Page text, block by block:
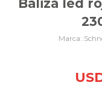
Baliza led